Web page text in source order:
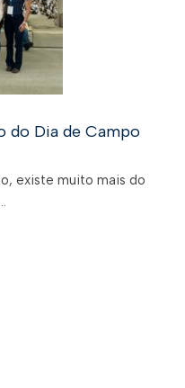
do Dia de Campo
existe muito mais do